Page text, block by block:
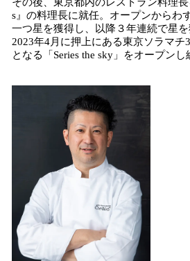
s』の料理長に就任。オープンからわ
一つ星を獲得し、以降３年連続で星を
2023年4月に押上にある東京ソラマチ
となる「Series the sky」をオープンし